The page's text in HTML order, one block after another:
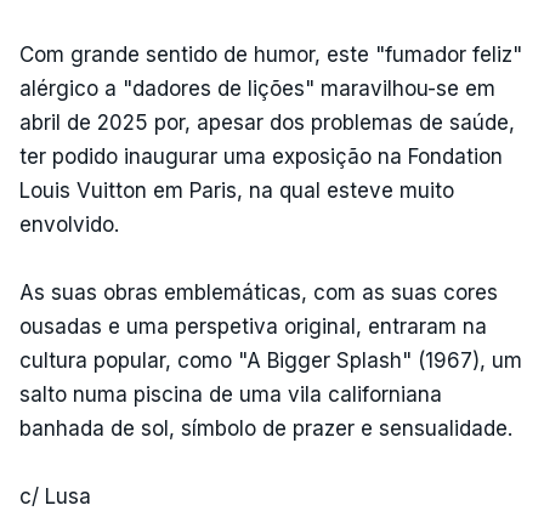
Com grande sentido de humor, este "fumador feliz"
alérgico a "dadores de lições" maravilhou-se em
abril de 2025 por, apesar dos problemas de saúde,
ter podido inaugurar uma exposição na Fondation
Louis Vuitton em Paris, na qual esteve muito
envolvido.
As suas obras emblemáticas, com as suas cores
ousadas e uma perspetiva original, entraram na
cultura popular, como "A Bigger Splash" (1967), um
salto numa piscina de uma vila californiana
banhada de sol, símbolo de prazer e sensualidade.
c/ Lusa